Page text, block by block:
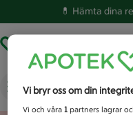
💊 Hämta dina
Vad letar du
Vi bryr oss om din
Vi och våra1 partners lagrar